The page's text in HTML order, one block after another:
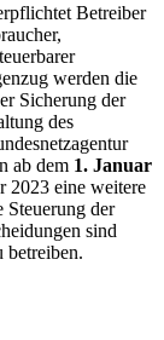
Betreiber
werden die
Sicherung der
des
ab dem 1. Januar
2023 eine weitere
Steuerung der
sind
betreiben.